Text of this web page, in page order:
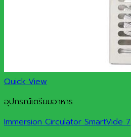
Quick View
อุปกรณ์เตรียมอาหาร
Immersion Circulator SmartVide 7